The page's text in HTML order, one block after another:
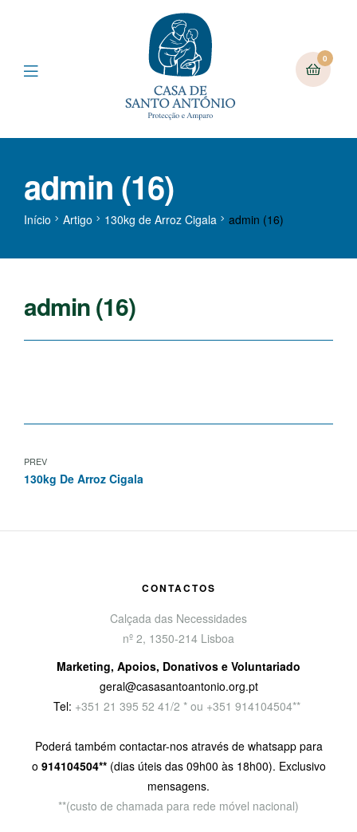
0
admin (16)
Início Artigo 130kg de Arroz Cigala admin (16)
admin (16)
PREV
130kg De Arroz Cigala
CONTACTOS
Calçada das Necessidades
nº 2, 1350-214 Lisboa
Marketing, Apoios, Donativos e Voluntariado
geral@casasantoantonio.org.pt
Tel: +351 21 395 52 41/2 * ou +351 914104504**
Poderá também contactar-nos através de whatsapp para
o 914104504** (dias úteis das 09h00 às 18h00). Exclusivo
mensagens.
**(custo de chamada para rede móvel nacional)